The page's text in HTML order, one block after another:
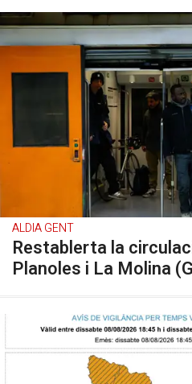
ALDIA GENT
Restablerta la
Planoles i La Molina